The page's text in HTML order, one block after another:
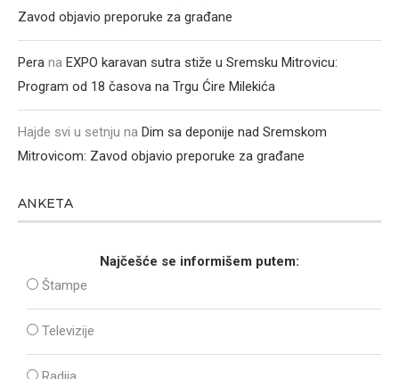
Zavod objavio preporuke za građane
Pera na EXPO karavan sutra stiže u Sremsku Mitrovicu:
Program od 18 časova na Trgu Ćire Milekića
Hajde svi u setnju na Dim sa deponije nad Sremskom
Mitrovicom: Zavod objavio preporuke za građane
ANKETA
Najčešće se informišem putem:
Štampe
Televizije